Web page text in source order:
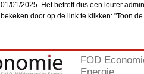
01/01/2025. Het betreft dus een louter
bekeken door op de link te klikken: "Toon
FOD